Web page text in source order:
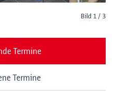
Bild 1 / 3
Termine
Termine